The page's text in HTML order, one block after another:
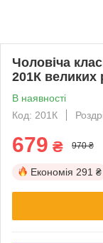
Чоловіча
201К великих
В наявності
Код: 201К
679 ₴ 970 ₴
Економія 291 ₴